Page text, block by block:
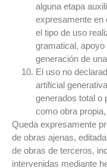
alguna etapa
expresamente en
el tipo de uso
gramatical,
generación de
El uso no
artificial
generados total o
como obra
Queda expresamente
de obras ajenas,
de obras de terceros,
intervenidas mediante